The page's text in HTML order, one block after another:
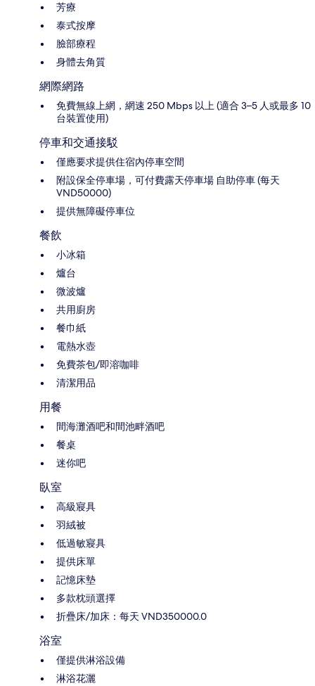
芳療
泰式按摩
臉部療程
身體去角質
網際網路
免費無線上網，網速 250 Mbps 以上 (適合 3–5 人或最多 10
台裝置使用)
停車和交通接駁
僅應要求提供住宿內停車空間
附設保全停車場，可付費露天停車場 自助停車 (每天
VND50000)
提供無障礙停車位
餐飲
小冰箱
爐台
微波爐
共用廚房
餐巾紙
電熱水壺
免費茶包/即溶咖啡
清潔用品
用餐
間海灘酒吧和間池畔酒吧
餐桌
迷你吧
臥室
高級寢具
羽絨被
低過敏寢具
提供床單
記憶床墊
多款枕頭選擇
折疊床/加床：每天 VND350000.0
浴室
僅提供淋浴設備
淋浴花灑